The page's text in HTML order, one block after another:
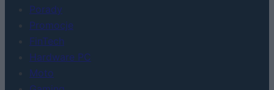
Porady
Promocje
FinTech
Hardware PC
Moto